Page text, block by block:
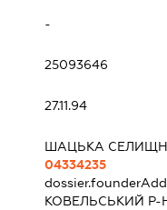
-
25093646
27.11.94
ШАЦЬКА
04334235
КОВЕЛЬСЬКИЙ Р-